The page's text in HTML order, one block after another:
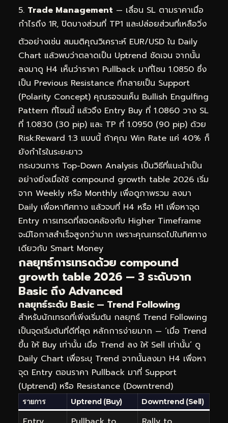
Trade Management — เลื่อน SL ตามราคาเมื่อ
กำไรถึง 1R, ปิดบางส่วนที่ TP1 และปล่อยส่วนที่เหลือวิ่ง
ตัวอย่างเช่น สมมติคุณวิเคราะห์ EUR/USD ใน Daily
Chart แล้วพบว่าตลาดเป็น Uptrend ชัดเจน จากนั้น
ลงมาดู H4 เห็นว่าราคา Pullback มาที่โซน 1.0850 ซึ่ง
เป็น Previous Resistance ที่กลายเป็น Support
(Polarity Concept) คุณรอจนเห็น Bullish Engulfing
Pattern ที่โซนนี้ แล้วจึง Entry Buy ที่ 1.0860 วาง SL
ที่ 1.0830 (30 pip) และ TP ที่ 1.0950 (90 pip) ด้วย
Risk:Reward 1:3 แบบนี้ ถ้าคุณ Win Rate แค่ 40% ก็
ยังกำไรในระยะยาว
กระบวนการ Top-Down Analysis เป็นวิธีที่แนะนำเป็น
อย่างยิ่งเมื่อใช้ compound growth table 2026 เริ่ม
จาก Weekly หรือ Monthly เพื่อดูภาพรวม ลงมา
Daily เพื่อหาทิศทาง แล้วจบที่ H4 หรือ H1 เพื่อหาจุด
Entry การเทรดที่สอดคล้องกับ Higher Timeframe
จะมีโอกาสสำเร็จสูงกว่ามาก เพราะคุณเทรดไปในทิศทาง
เดียวกับ Smart Money
กลยุทธ์การเทรดด้วย compound
growth table 2026 — 3 ระดับจาก
Basic ถึง Advanced
กลยุทธ์ระดับ Basic — Trend Following
สำหรับนักเทรดที่เพิ่งเริ่มต้น กลยุทธ์ Trend Following
เป็นจุดเริ่มต้นที่ดีที่สุด หลักการง่ายมาก — ‘เมื่อ Trend
ขึ้น ให้ Buy เท่านั้น เมื่อ Trend ลง ให้ Sell เท่านั้น’ ดู
Daily Chart เพื่อระบุ Trend จากนั้นลงมา H4 เพื่อหา
จุด Entry ตอนราคา Pullback มาที่ Support
(Uptrend) หรือ Resistance (Downtrend)
รายการ Uptrend (Buy) Downtrend (Sell)